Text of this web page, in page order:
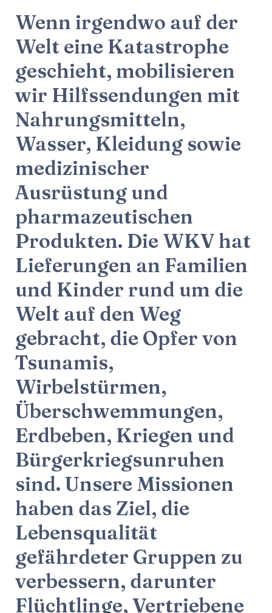
Wenn irgendwo auf der
Welt eine Katastrophe
geschieht, mobilisieren
wir Hilfssendungen mit
Nahrungsmitteln,
Wasser, Kleidung sowie
medizinischer
Ausrüstung und
pharmazeutischen
Produkten. Die WKV hat
Lieferungen an Familien
und Kinder rund um die
Welt auf den Weg
gebracht, die Opfer von
Tsunamis,
Wirbelstürmen,
Überschwemmungen,
Erdbeben, Kriegen und
Bürgerkriegsunruhen
sind. Unsere Missionen
haben das Ziel, die
Lebensqualität
gefährdeter Gruppen zu
verbessern, darunter
Flüchtlinge, Vertriebene